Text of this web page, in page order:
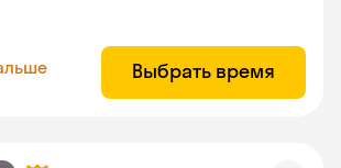
Выбрать время